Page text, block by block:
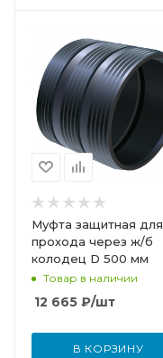
Муфта защитная для
прохода через ж/б
колодец D 500 мм
Товар в наличии
12 665 ₽/шт
В КОРЗИНУ